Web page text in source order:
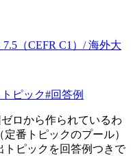
（CEFR C1）/ 海外大
ピック#回答例
ロから作られているわ
番トピックのプール）
トピックを回答例つきで